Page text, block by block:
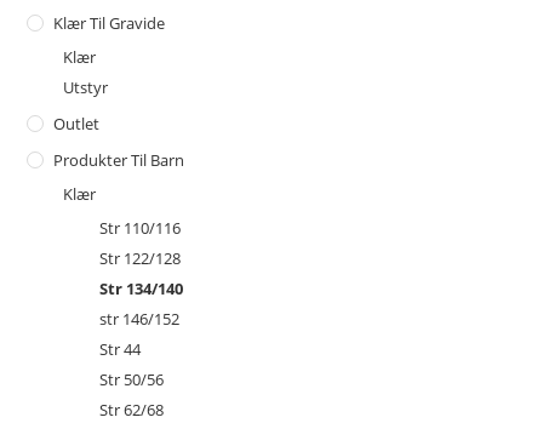
Klær Til Gravide
Klær
Utstyr
Outlet
Produkter Til Barn
Klær
Str 110/116
Str 122/128
Str 134/140
str 146/152
Str 44
Str 50/56
Str 62/68